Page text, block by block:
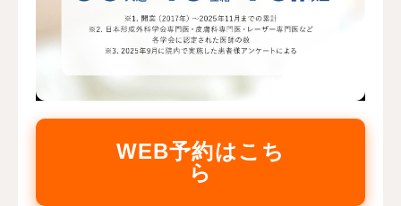
WEB予約はこち
ら